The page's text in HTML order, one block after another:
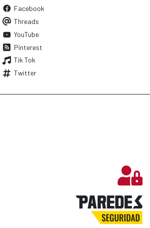
Facebook
Threads
YouTube
Pinterest
Tik Tok
Twitter